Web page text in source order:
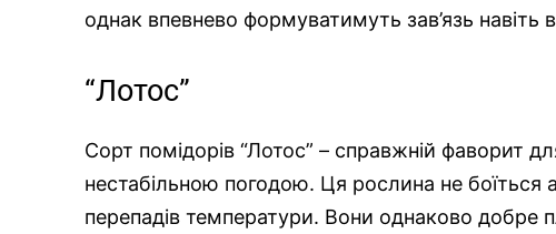
однак впевнево формуватимуть зав’язь навіть
“Лотос”
Сорт помідорів “Лотос” – справжній фаворит
нестабільною погодою. Ця рослина не боїться
перепадів температури. Вони однаково добре